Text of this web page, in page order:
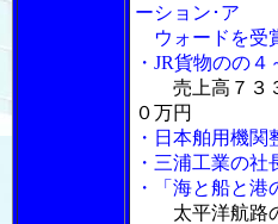
ーション･ア
ウォードを受
・JR貨物のの
売上高７３
０万円
・日本舶用機
・三浦工業の
・「海と船と港
太平洋航